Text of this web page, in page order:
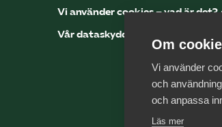
Vi använder cookies – vad är det?
Vår dataskyddspolicy
Om
Vi använder
och
och anpassa
Läs mer